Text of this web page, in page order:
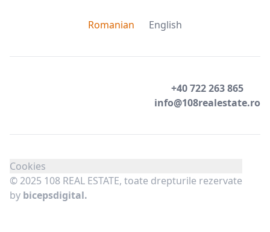
Romanian English
+40 722 263 865
info@108realestate.ro
Cookies
© 2025 108 REAL ESTATE, toate drepturile rezervate
by bicepsdigital.